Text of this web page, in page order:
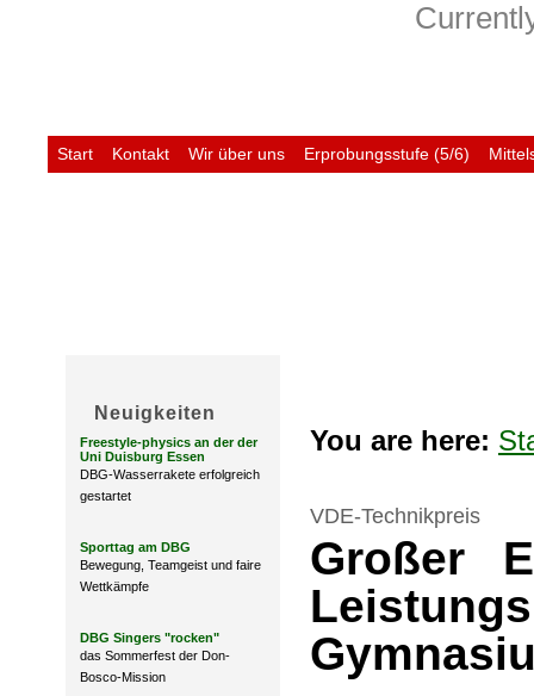
Start Kontakt Wir über uns Erprobungsstufe (5/6)
Neuigkeiten
Freestyle-physics an der der
Uni Duisburg Essen
DBG-Wasserrakete erfolgreich
gestartet
Sporttag am DBG
Bewegung, Teamgeist und faire
Wettkämpfe
DBG Singers "rocken"
das Sommerfest der Don-
Bosco-Mission
You are here:
VDE-Technikpreis
Großer